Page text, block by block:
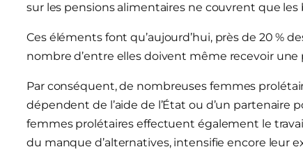
sur les pensions alimentaires ne couvrent que
Ces éléments font qu’aujourd’hui, près de 20 %
nombre d’entre elles doivent même recevoir
Par conséquent, de nombreuses femmes
dépendent de l’aide de l’État ou d’un
femmes prolétaires effectuent également le
du manque d’alternatives, intensifie encore leur